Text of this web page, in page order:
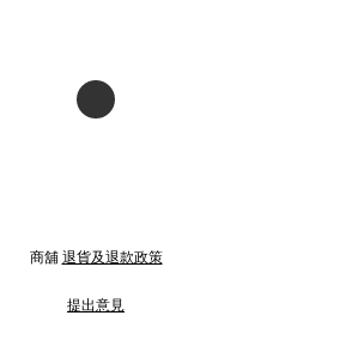
商舖 退貨及退款政策
提出意見